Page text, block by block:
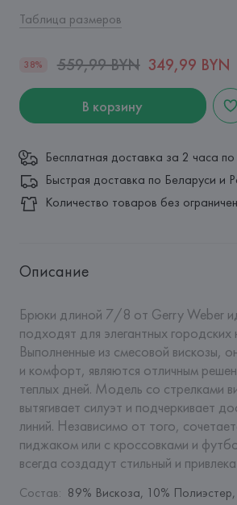
Таблица размеров
38% 559,99 BYN 349,99 BYN
В корзину
Бесплатная доставка за 2 часа
Быстрая доставка по Беларуси и
Количество товаров без
Описание
Брюки длиной 7/8 от Gerry Weber
подходят для элегантных городских
Выполненные из смесовой вискозы,
и комфорт, являются отличным
теплых дней. Модель со стрелками
вытягивает силуэт и подчеркивает
линий. Независимо от того,
пиджаком или с кроссовками и
всегда создадут стильный и
Состав: 89% Вискоза, 10%